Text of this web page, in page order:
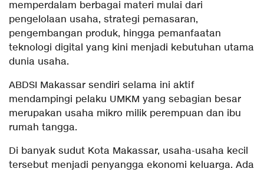
memperdalam berbagai materi mulai dari
pengelolaan usaha, strategi pemasaran,
pengembangan produk, hingga pemanfaatan
teknologi digital yang kini menjadi kebutuhan utama
dunia usaha.
ABDSI Makassar sendiri selama ini aktif
mendampingi pelaku UMKM yang sebagian besar
merupakan usaha mikro milik perempuan dan ibu
rumah tangga.
Di banyak sudut Kota Makassar, usaha-usaha kecil
tersebut menjadi penyangga ekonomi keluarga. Ada